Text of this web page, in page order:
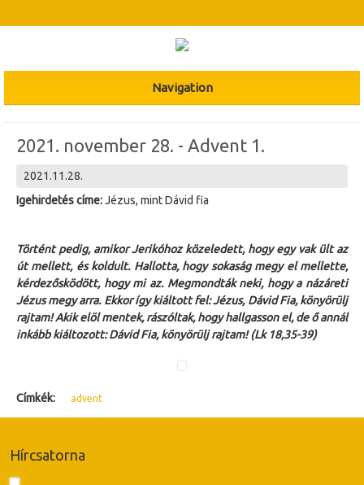
Navigation
2021. november 28. - Advent 1.
2021.11.28.
Igehirdetés címe:Jézus, mint Dávid fia
Történt pedig, amikor Jerikóhoz közeledett, hogy egy vak ült az
út mellett, és koldult. Hallotta, hogy sokaság megy el mellette,
kérdezősködött, hogy mi az. Megmondták neki, hogy a názáreti
Jézus megy arra. Ekkor így kiáltott fel: Jézus, Dávid Fia, könyörülj
rajtam! Akik elöl mentek, rászóltak, hogy hallgasson el, de ő annál
inkább kiáltozott: Dávid Fia, könyörülj rajtam! (Lk 18,35-39)
Címkék: advent
Hírcsatorna